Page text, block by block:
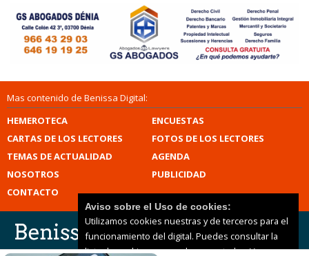
Mas contenido de Benissa Digital:
HEMEROTECA
ENCUESTAS
CARTAS DE LOS LECTORES
FOTOS DE LOS LECTORES
TEMAS DE ACTUALIDAD
AGENDA
NOSOTROS
PUBLICIDAD
CONTACTO
Aviso sobre el Uso de cookies:
Utilizamos cookies nuestras y de terceros para el
funcionamiento del digital. Puedes consultar la
lista de cookies y como desconectarlas.Ver